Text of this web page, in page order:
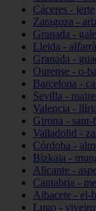
Cáceres - jerte
Zaragoza -
Granada -
Lleida -
Granada -
Ourense - o-
Barcelona -
Sevilla -
Valencia -
Girona -
Valladolid -
Córdoba -
Bizkaia -
Alicante -
Cantabria -
Albacete - el-
Lugo - viveiro